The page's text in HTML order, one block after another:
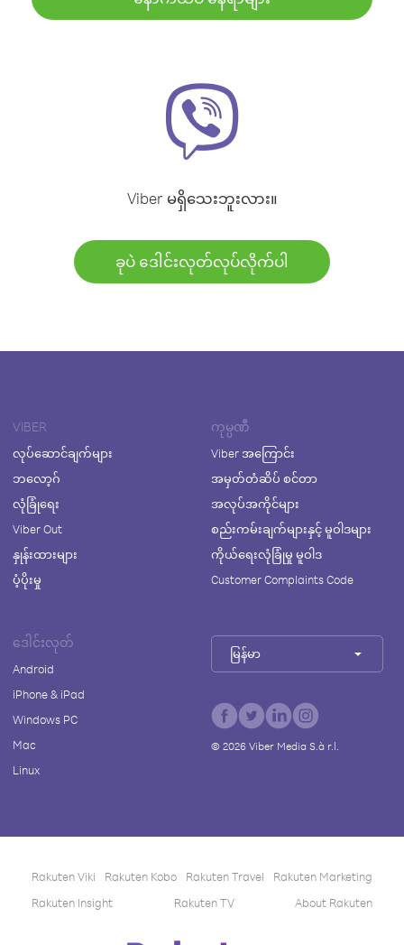
Viber မရှိသေးဘူးလား။
ခုပဲ ဒေါင်းလုတ်လုပ်လိုက်ပါ
VIBER
လုပ်ဆောင်ချက်များ
ဘလော့ဂ်
လုံခြုံရေး
Viber Out
နှုန်းထားများ
ပံ့ပိုးမှု
ကုမ္ပဏီ
Viber အကြောင်း
အမှတ်တံဆိပ် စင်တာ
အလုပ်အကိုင်များ
စည်းကမ်းချက်များနှင့် မူဝါဒများ
ကိုယ်ရေးလုံခြုံမှု မူဝါဒ
Customer Complaints Code
ဒေါင်းလုတ်
Android
iPhone & iPad
Windows PC
Mac
Linux
မြန်မာ
© 2026Viber Media S.à r.l.
Rakuten Viki Rakuten Kobo Rakuten Travel
Rakuten Marketing
Rakuten Insight
Rakuten TV About Rakuten